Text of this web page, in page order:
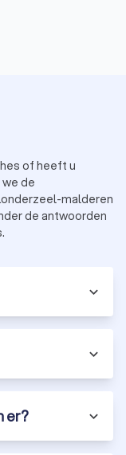
of heeft u
de
malderen
de antwoorden
er?